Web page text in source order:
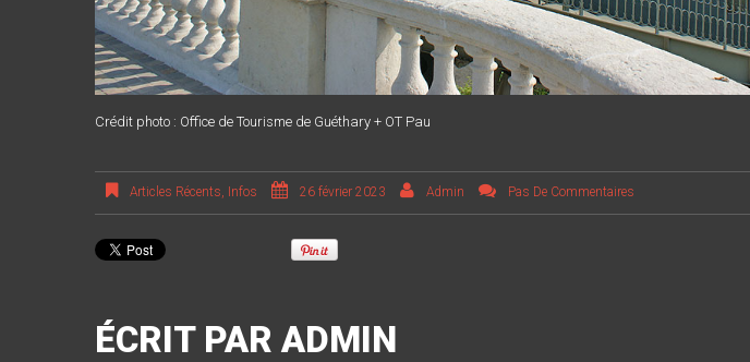
Crédit photo : Office de Tourisme de Guéthary + OT Pau
Articles Récents, Infos 26 février 2023 Admin Pas De Commentaires
ÉCRIT PAR ADMIN